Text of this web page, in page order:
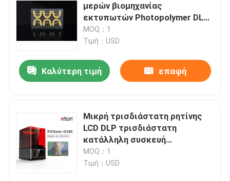
μερών βιομηχανίας
εκτυπωτών Photopolymer DLP
τρισδιάστατο
MOQ：1
Τιμή：USD
Καλύτερη τιμή επαφή
Μικρή τρισδιάστατη ρητίνης
LCD DLP τρισδιάστατη
κατάλληλη συσκευή
λειτουργίας εκτυπωτών
εύκολη
MOQ：1
Τιμή：USD